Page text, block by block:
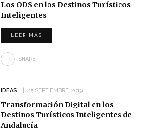
Los ODS en los Destinos Turísticos
Inteligentes
LEER MÁS
SHARE
IDEAS 25 SEPTIEMBRE, 2019
Transformación Digital en los
Destinos Turísticos Inteligentes de
Andalucía